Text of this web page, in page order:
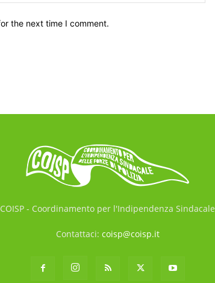
the next time I comment.
COISP - Coordinamento per l'Indipendenza Sindacale
Contattaci: coisp@coisp.it